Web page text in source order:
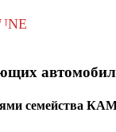
семейства